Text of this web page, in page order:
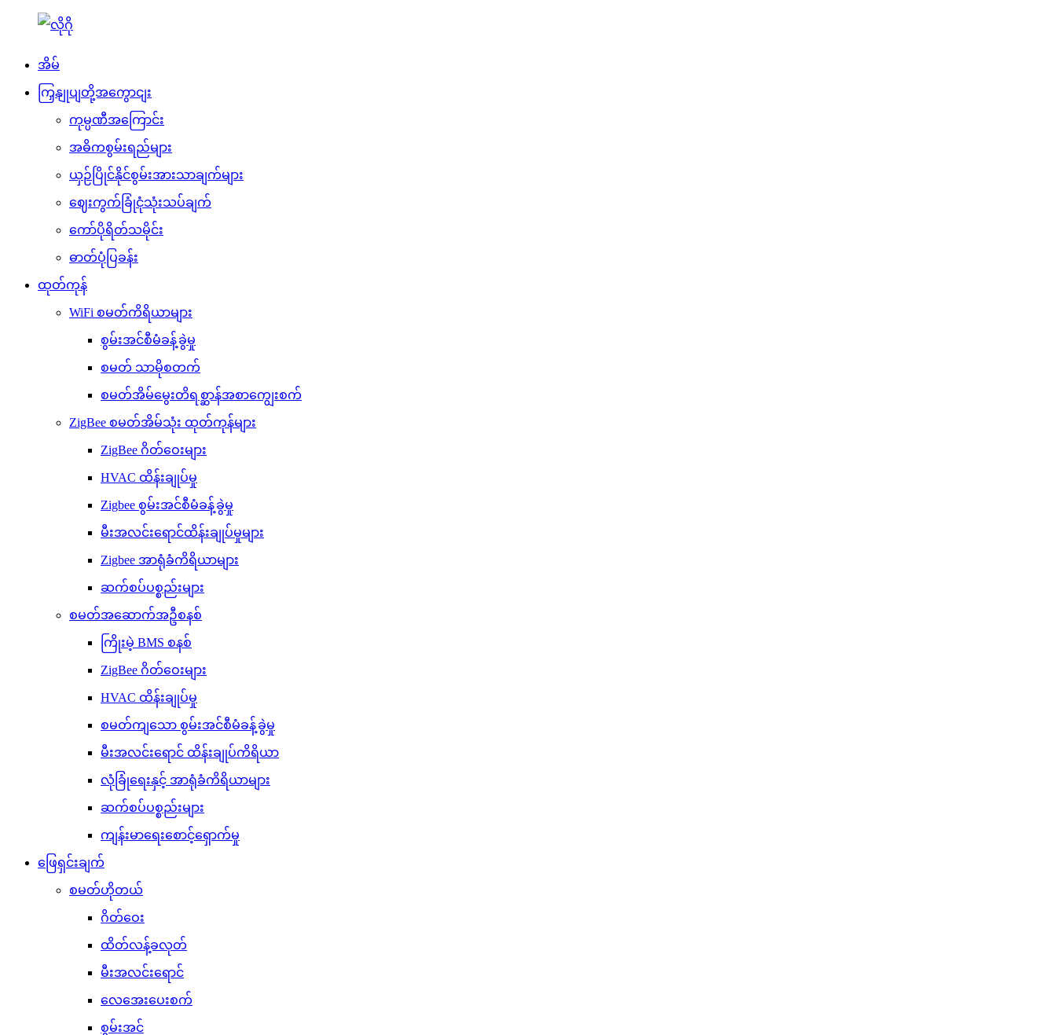
အိမ်
ကြှနျုပျတို့အကွောငျး
ကုမ္ပဏီအကြောင်း
အဓိကစွမ်းရည်များ
ယှဉ်ပြိုင်နိုင်စွမ်းအားသာချက်များ
ဈေးကွက်ခြုံငုံသုံးသပ်ချက်
ကော်ပိုရိတ်သမိုင်း
ဓာတ်ပုံပြခန်း
ထုတ်ကုန်
WiFi စမတ်ကိရိယာများ
စွမ်းအင်စီမံခန့်ခွဲမှု
စမတ် သာမိုစတက်
စမတ်အိမ်မွေးတိရစ္ဆာန်အစာကျွေးစက်
ZigBee စမတ်အိမ်သုံး ထုတ်ကုန်များ
ZigBee ဂိတ်ဝေးများ
HVAC ထိန်းချုပ်မှု
Zigbee စွမ်းအင်စီမံခန့်ခွဲမှု
မီးအလင်းရောင်ထိန်းချုပ်မှုများ
Zigbee အာရုံခံကိရိယာများ
ဆက်စပ်ပစ္စည်းများ
စမတ်အဆောက်အဦစနစ်
ကြိုးမဲ့ BMS စနစ်
ZigBee ဂိတ်ဝေးများ
HVAC ထိန်းချုပ်မှု
စမတ်ကျသော စွမ်းအင်စီမံခန့်ခွဲမှု
မီးအလင်းရောင် ထိန်းချုပ်ကိရိယာ
လုံခြုံရေးနှင့် အာရုံခံကိရိယာများ
ဆက်စပ်ပစ္စည်းများ
ကျန်းမာရေးစောင့်ရှောက်မှု
ဖြေရှင်းချက်
စမတ်ဟိုတယ်
ဂိတ်ဝေး
ထိတ်လန့်ခလုတ်
မီးအလင်းရောင်
လေအေးပေးစက်
စွမ်းအင်